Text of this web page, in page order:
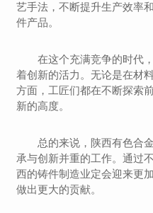
艺手法，不断提升生产效率
件产品。
在这个充满竞争的时代
着创新的活力。无论是在材
方面，工匠们都在不断探索
新的高度。
总的来说，陕西有色合
承与创新并重的工作。通过
西的铸件制造业定会迎来更
做出更大的贡献。